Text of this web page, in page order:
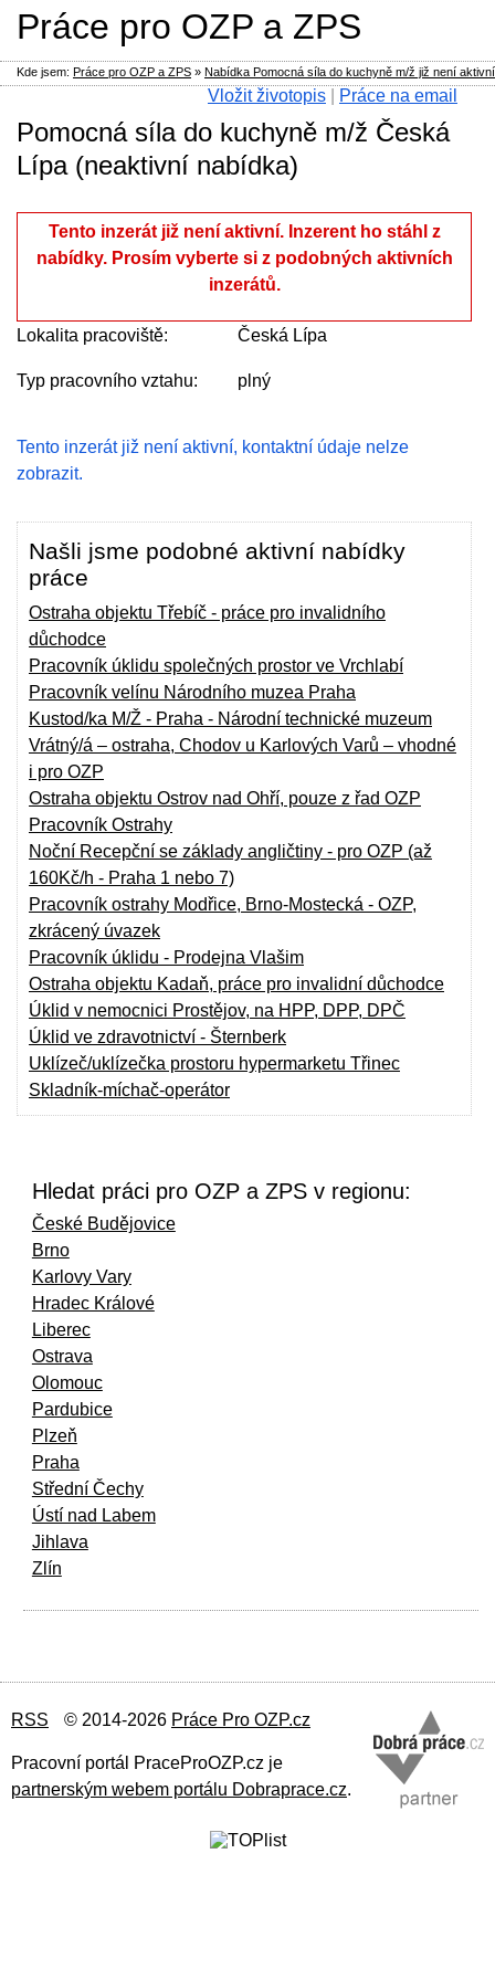
Pomocná síla do kuchyně m/ž Česká
Lípa (neaktivní nabídka)
Tento inzerát již není aktivní. Inzerent ho stáhl z
nabídky. Prosím vyberte si z podobných aktivních
inzerátů.
Lokalita pracoviště: Česká Lípa
Typ pracovního vztahu: plný
Tento inzerát již není aktivní, kontaktní údaje nelze
zobrazit.
Našli jsme podobné aktivní nabídky
práce
Ostraha objektu Třebíč - práce pro invalidního
důchodce
Pracovník úklidu společných prostor ve Vrchlabí
Pracovník velínu Národního muzea Praha
Kustod/ka M/Ž - Praha - Národní technické muzeum
Vrátný/á – ostraha, Chodov u Karlových Varů – vhodné
i pro OZP
Ostraha objektu Ostrov nad Ohří, pouze z řad OZP
Pracovník Ostrahy
Noční Recepční se základy angličtiny - pro OZP (až
160Kč/h - Praha 1 nebo 7)
Pracovník ostrahy Modřice, Brno-Mostecká - OZP,
zkrácený úvazek
Pracovník úklidu - Prodejna Vlašim
Ostraha objektu Kadaň, práce pro invalidní důchodce
Úklid v nemocnici Prostějov, na HPP, DPP, DPČ
Úklid ve zdravotnictví - Šternberk
Uklízeč/uklízečka prostoru hypermarketu Třinec
Skladník-míchač-operátor
Hledat práci pro OZP a ZPS v regionu:
České Budějovice
Brno
Karlovy Vary
Hradec Králové
Liberec
Ostrava
Olomouc
Pardubice
Plzeň
Praha
Střední Čechy
Ústí nad Labem
Jihlava
Zlín
Práce pro OZP a ZPS
Vložit životopis Práce na email
RSS © 2014-2026 Práce Pro OZP.cz
Pracovní portál PraceProOZP.cz je
partnerským webem portálu Dobraprace.cz.
Kde jsem: Práce pro OZP a ZPS » Nabídka Pomocná síla do kuchyně m/ž již není aktivní